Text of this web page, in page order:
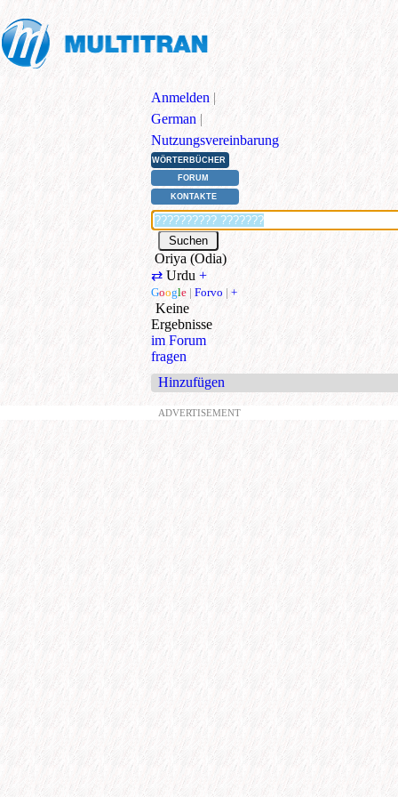
Anmelden |
German |
Nutzungsvereinbarung
WÖRTERBÜCHER
FORUM
KONTAKTE
Oriya (Odia)
⇄ Urdu +
Google | Forvo | +
Keine
Ergebnisse
im Forum
fragen
Hinzufügen
ADVERTISEMENT